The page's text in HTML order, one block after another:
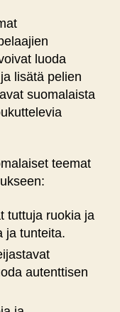
luoda
lisätä pelien
suomalaista
teemat
tuttuja ruokia ja
ja tunteita.
autenttisen